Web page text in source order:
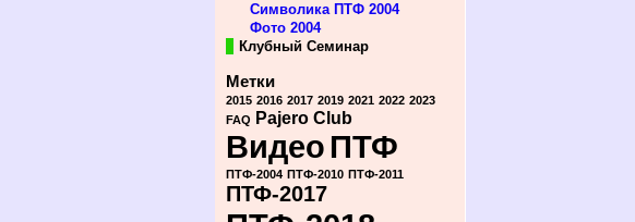
Символика ПТФ 2004
Фото 2004
Клубный Семинар
Метки
2015 2016 2017 2019 2021 2022 2023
FAQ Pajero Club
Видео ПТФ
ПТФ-2004 ПТФ-2010 ПТФ-2011
ПТФ-2017